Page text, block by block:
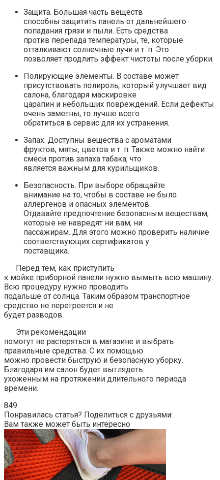
Защита. Большая часть веществ
способны защитить панель от дальнейшего
попадания грязи и пыли. Есть средства
против перепада температуры, те, которые
отталкивают солнечные лучи и т. п. Это
позволяет продлить эффект чистоты после уборки.
Полирующие элементы. В составе может
присутствовать полироль, который улучшает вид
салона, благодаря маскировке
царапин и небольших повреждений. Если дефекты
очень заметны, то лучше всего
обратиться в сервис для их устранения.
Запах. Доступны вещества с ароматами
фруктов, мяты, цветов и т. п. Также можно найти
смеси против запаха табака, что
является важным для курильщиков.
Безопасность. При выборе обращайте
внимание на то, чтобы в составе не было
аллергенов и опасных элементов.
Отдавайте предпочтение безопасным веществам,
которые не навредят ни вам, ни
пассажирам. Для этого можно проверить наличие
соответствующих сертификатов у
поставщика.
Перед тем, как приступить
к мойке приборной панели нужно вымыть всю машину.
Всю процедуру нужно проводить
подальше от солнца. Таким образом транспортное
средство не перегреется и не
будет разводов.
Эти рекомендации
помогут не растеряться в магазине и выбрать
правильные средства. С их помощью
можно провести быструю и безопасную уборку.
Благодаря им салон будет выглядеть
ухоженным на протяжении длительного периода
времени.
849
Понравилась статья? Поделиться с друзьями:
Вам также может быть интересно